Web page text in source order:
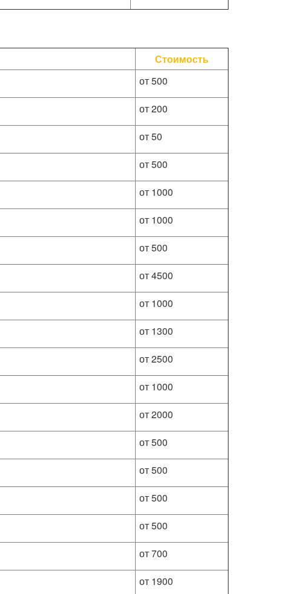
Стоимость
от 500
от 200
от 50
от 500
от 1000
от 1000
от 500
от 4500
от 1000
от 1300
от 2500
от 1000
от 2000
от 500
от 500
от 500
от 500
от 700
от 1900